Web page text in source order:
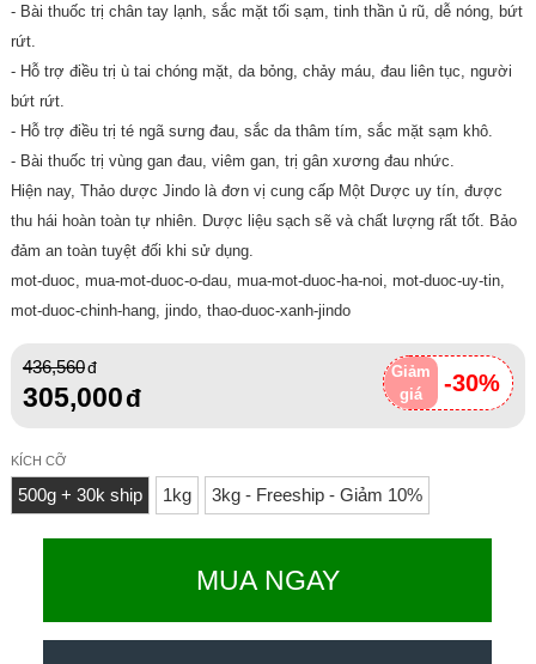
- Bài thuốc trị chân tay lạnh, sắc mặt tối sạm, tinh thần ủ rũ, dễ nóng, bứt
rứt.
- Hỗ trợ điều trị ù tai chóng mặt, da bỏng, chảy máu, đau liên tục, người
bứt rứt.
- Hỗ trợ điều trị té ngã sưng đau, sắc da thâm tím, sắc mặt sạm khô.
- Bài thuốc trị vùng gan đau, viêm gan, trị gân xương đau nhức.
Hiện nay, Thảo dược Jindo là đơn vị cung cấp Một Dược uy tín, được
thu hái hoàn toàn tự nhiên. Dược liệu sạch sẽ và chất lượng rất tốt. Bảo
đảm an toàn tuyệt đối khi sử dụng.
mot-duoc, mua-mot-duoc-o-dau, mua-mot-duoc-ha-noi, mot-duoc-uy-tin,
mot-duoc-chinh-hang, jindo, thao-duoc-xanh-jindo
Giảm
giá
-30%
436,560
305,000
KÍCH CỠ
500g + 30k ship 1kg 3kg - Freeship - Giảm 10%
MUA NGAY